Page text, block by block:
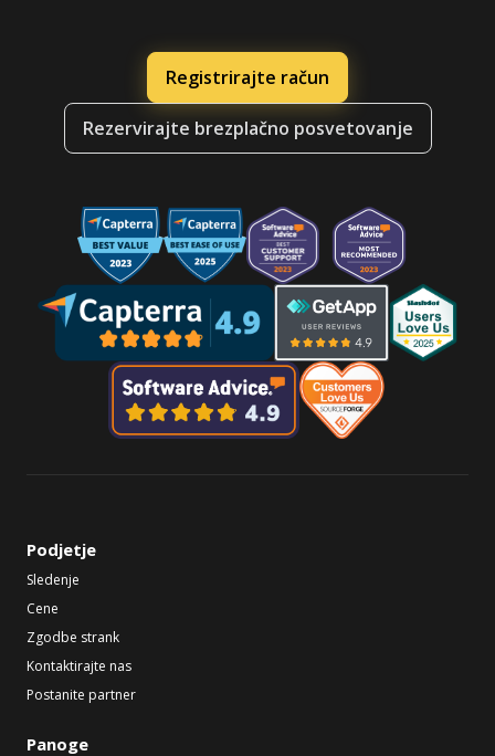
Registrirajte račun
Rezervirajte brezplačno posvetovanje
Podjetje
Sledenje
Cene
Zgodbe strank
Kontaktirajte nas
Postanite partner
Panoge